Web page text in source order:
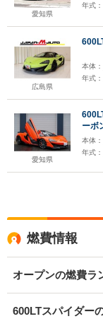
愛知県
年式：
広島県
本体：
年式：
愛知県
ー
ュウ
フィ
キ
本体：
年式：
燃費情報
オープンの燃費ラ
600LTスパイダー